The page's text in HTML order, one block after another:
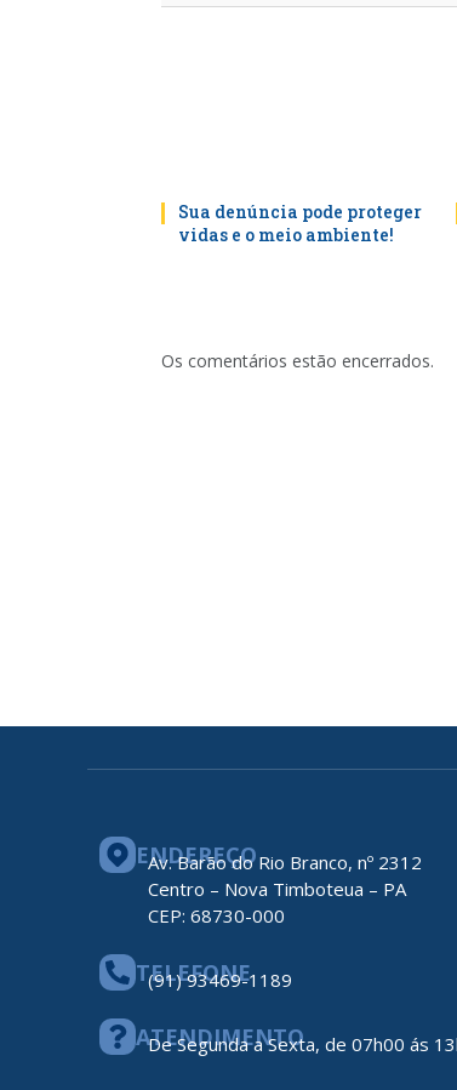
Sua denúncia pode proteger
vidas e o meio ambiente!
Os comentários estão encerrados.
ENDEREÇO
Av. Barão do Rio Branco, nº 2312
Centro – Nova Timboteua – PA
CEP: 68730-000
TELEFONE
(91) 93469-1189
ATENDIMENTO
De Segunda a Sexta, de 07h00 ás